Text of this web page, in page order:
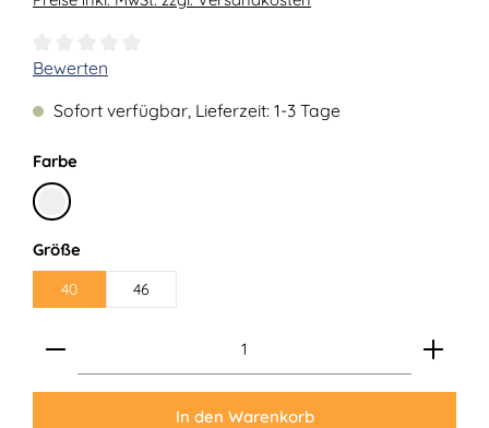
Durchschnittliche Bewertung von 0 von 5 Sternen
Bewerten
Sofort verfügbar, Lieferzeit: 1-3 Tage
Farbeauswählen
Leinen
Größeauswählen
40 46
Produkt Anzahl: Gib den gewünschten Wert ein
In den Warenkorb